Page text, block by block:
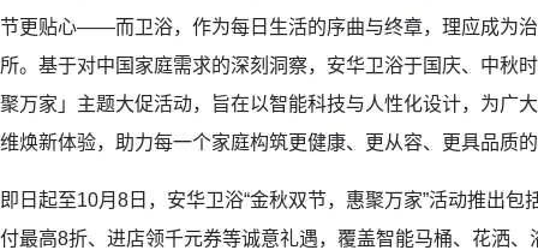
节更贴心——而卫浴，作为每日生活的序曲与终章，理应成为
所。基于对中国家庭需求的深刻洞察，安华卫浴于国庆、中秋
聚万家」主题大促活动，旨在以智能科技与人性化设计，为广
维焕新体验，助力每一个家庭构筑更健康、更从容、更具品质
即日起至10月8日，安华卫浴“金秋双节，惠聚万家”活动推出包
付最高8折、进店领千元券等诚意礼遇，覆盖智能马桶、花洒、